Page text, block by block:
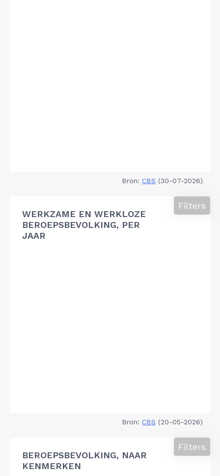
Bron: CBS (30-07-2026)
WERKZAME EN WERKLOZE
BEROEPSBEVOLKING, PER
JAAR
Filters
Bron: CBS (20-05-2026)
BEROEPSBEVOLKING, NAAR
KENMERKEN
Filters